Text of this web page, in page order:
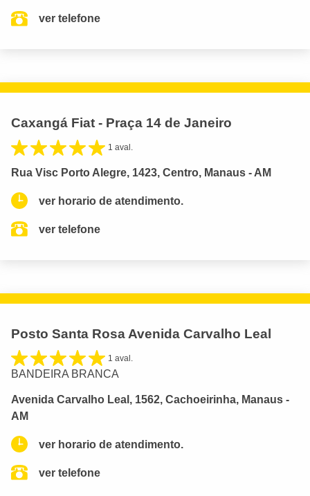
ver telefone
Caxangá Fiat - Praça 14 de Janeiro
1 aval.
Rua Visc Porto Alegre, 1423, Centro, Manaus - AM
ver horario de atendimento.
ver telefone
Posto Santa Rosa Avenida Carvalho Leal
1 aval.
BANDEIRA BRANCA
Avenida Carvalho Leal, 1562, Cachoeirinha, Manaus -
AM
ver horario de atendimento.
ver telefone